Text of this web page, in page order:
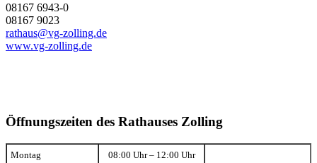
08167 6943-0
08167 9023
rathaus@vg-zolling.de
www.vg-zolling.de
Öffnungszeiten des Rathauses Zolling
Montag 08:00 Uhr – 12:00 Uhr